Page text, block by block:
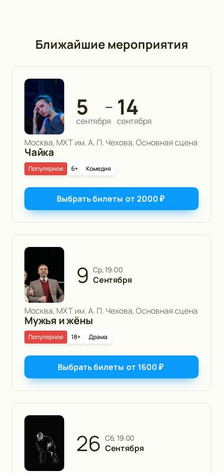
Ближайшие мероприятия
5
сентября
— 14
сентября
Москва, МХТ им. А. П. Чехова, Основная сцена
Чайка
6+ Комедия
Популярное
Выбрать билеты от2000₽
9 ср, 19:00
Сентября
Москва, МХТ им. А. П. Чехова, Основная сцена
Мужья и жёны
18+ Драма
Популярное
Выбрать билеты от 1600₽
26 сб, 19:00
Сентября